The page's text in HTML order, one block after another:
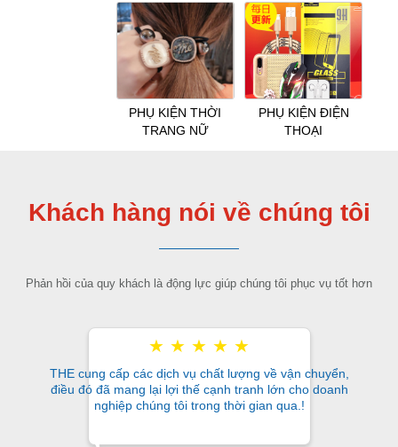
PHỤ KIỆN THỜI
TRANG NỮ
PHỤ KIỆN ĐIỆN
THOẠI
Khách hàng nói về chúng tôi
Phản hồi của quy khách là động lực giúp chúng tôi phục vụ tốt hơn
★ ★ ★ ★ ★
THE cung cấp các dịch vụ chất lượng về vận chuyển,
điều đó đã mang lại lợi thế cạnh tranh lớn cho doanh
nghiệp chúng tôi trong thời gian qua.!